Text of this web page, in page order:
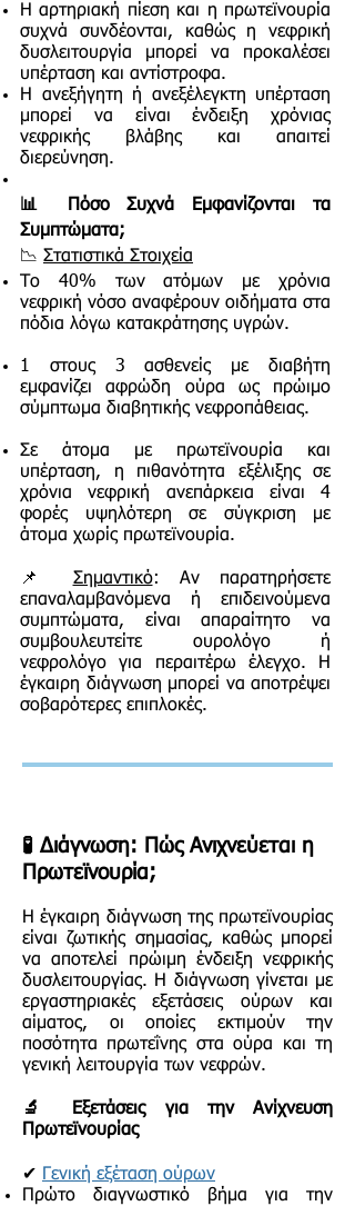
Η αρτηριακή πίεση και η πρωτεϊνουρία
συχνά συνδέονται, καθώς η νεφρική
δυσλειτουργία μπορεί να προκαλέσει
υπέρταση και αντίστροφα.
Η ανεξήγητη ή ανεξέλεγκτη υπέρταση
μπορεί να είναι ένδειξη χρόνιας
νεφρικής βλάβης και απαιτεί
διερεύνηση.
📊 Πόσο Συχνά Εμφανίζονται τα
Συμπτώματα;
📉 Στατιστικά Στοιχεία
Το 40% των ατόμων με χρόνια
νεφρική νόσο αναφέρουν οιδήματα στα
πόδια λόγω κατακράτησης υγρών.
1 στους 3 ασθενείς με διαβήτη
εμφανίζει αφρώδη ούρα ως πρώιμο
σύμπτωμα διαβητικής νεφροπάθειας.
Σε άτομα με πρωτεϊνουρία και
υπέρταση, η πιθανότητα εξέλιξης σε
χρόνια νεφρική ανεπάρκεια είναι 4
φορές υψηλότερη σε σύγκριση με
άτομα χωρίς πρωτεϊνουρία.
📌 Σημαντικό: Αν παρατηρήσετε
επαναλαμβανόμενα ή επιδεινούμενα
συμπτώματα, είναι απαραίτητο να
συμβουλευτείτε ουρολόγο ή
νεφρολόγο για περαιτέρω έλεγχο. Η
έγκαιρη διάγνωση μπορεί να αποτρέψει
σοβαρότερες επιπλοκές.
🧪 Διάγνωση: Πώς Ανιχνεύεται η
Πρωτεϊνουρία;
Η έγκαιρη διάγνωση της πρωτεϊνουρίας
είναι ζωτικής σημασίας, καθώς μπορεί
να αποτελεί πρώιμη ένδειξη νεφρικής
δυσλειτουργίας. Η διάγνωση γίνεται με
εργαστηριακές εξετάσεις ούρων και
αίματος, οι οποίες εκτιμούν την
ποσότητα πρωτεΐνης στα ούρα και τη
γενική λειτουργία των νεφρών.
🔬 Εξετάσεις για την Ανίχνευση
Πρωτεϊνουρίας
✔
Γενική εξέταση ούρων
Πρώτο διαγνωστικό βήμα για την